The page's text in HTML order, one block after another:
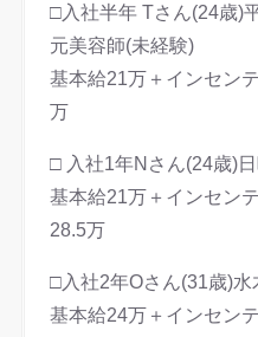
□入社半年 Tさん(24歳)
元美容師(未経験)
基本給21万＋インセン
万
□ 入社1年Nさん(24歳)
基本給21万＋インセン
28.5万
□入社2年Oさん(31歳)水
基本給24万＋インセン